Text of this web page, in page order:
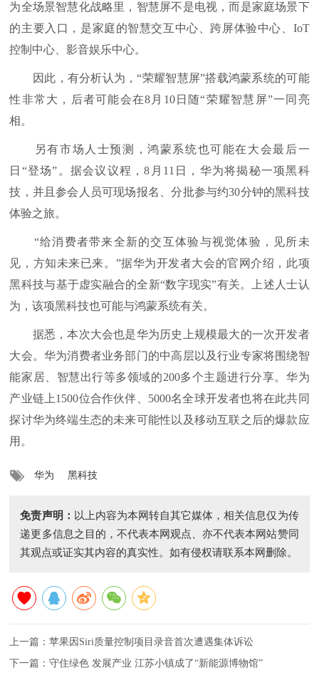
为全场景智慧化战略里，智慧屏不是电视，而是家庭场景下
的主要入口，是家庭的智慧交互中心、跨屏体验中心、IoT
控制中心、影音娱乐中心。
因此，有分析认为，“荣耀智慧屏”搭载鸿蒙系统的可能
性非常大，后者可能会在8月10日随“荣耀智慧屏”一同亮
相。
另有市场人士预测，鸿蒙系统也可能在大会最后一
日“登场”。据会议议程，8月11日，华为将揭秘一项黑科
技，并且参会人员可现场报名、分批参与约30分钟的黑科技
体验之旅。
“给消费者带来全新的交互体验与视觉体验，见所未
见，方知未来已来。”据华为开发者大会的官网介绍，此项
黑科技与基于虚实融合的全新“数字现实”有关。上述人士认
为，该项黑科技也可能与鸿蒙系统有关。
据悉，本次大会也是华为历史上规模最大的一次开发者
大会。华为消费者业务部门的中高层以及行业专家将围绕智
能家居、智慧出行等多领域的200多个主题进行分享。华为
产业链上1500位合作伙伴、5000名全球开发者也将在此共同
探讨华为终端生态的未来可能性以及移动互联之后的爆款应
用。
华为 黑科技
免责声明： 以上内容为本网转自其它媒体，相关信息仅为传
递更多信息之目的，不代表本网观点、亦不代表本网站赞同
其观点或证实其内容的真实性。如有侵权请联系本网删除。
上一篇：苹果因Siri质量控制项目录音首次遭遇集体诉讼
下一篇：守住绿色 发展产业 江苏小镇成了“新能源博物馆”